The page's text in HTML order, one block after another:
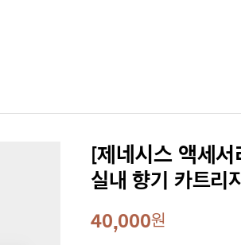
[제네시스 액세
실내 향기 카트리
40,000원